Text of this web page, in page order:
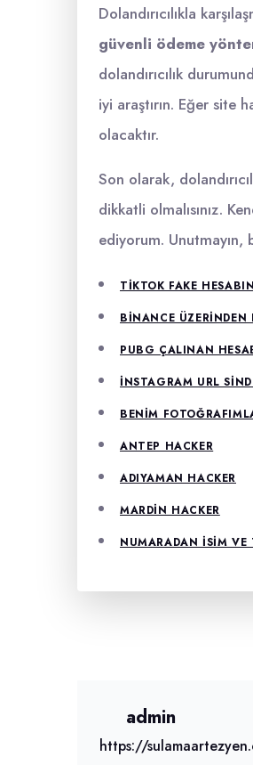
Dolandırıcılıkla
güvenli ödeme
dolandırıcılık
iyi araştırın. Eğer site
olacaktır.
Son olarak,
dikkatli olmalısınız.
ediyorum. Unutmayın,
TIKTOK FAKE
BINANCE ÜZERINDEN
PUBG ÇALINAN
İNSTAGRAM URL
BENIM
ANTEP HACKER
ADIYAMAN HACKER
MARDIN HACKER
NUMARADAN ISIM VE
admin
https://